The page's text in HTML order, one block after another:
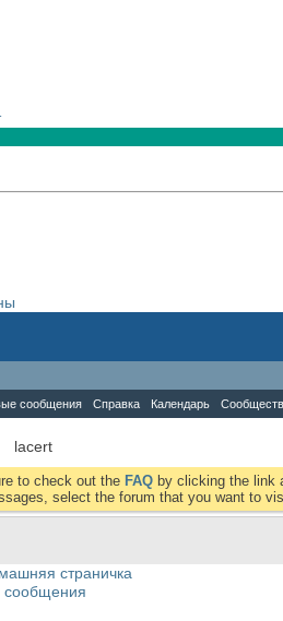
сообщения Справка Календарь
lacert
to check out the FAQ by clicking the link
select the forum that you want to
страничка
сообщения